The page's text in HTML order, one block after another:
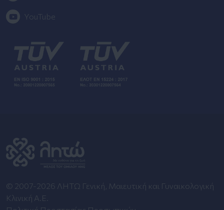
YouTube
© 2007-2026 ΛΗΤΩ Γενική, Μαιευτική και Γυναικολογική
Κλινική Α.Ε.